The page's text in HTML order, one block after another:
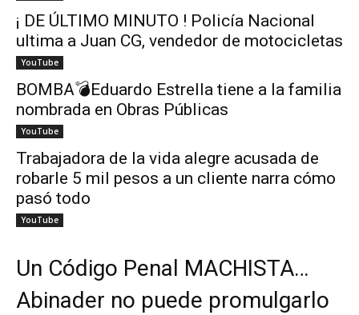
¡ DE ÚLTIMO MINUTO ! Policía Nacional
ultima a Juan CG, vendedor de motocicletas
YouTube
BOMBA💣Eduardo Estrella tiene a la familia
nombrada en Obras Públicas
YouTube
Trabajadora de la vida alegre acusada de
robarle 5 mil pesos a un cliente narra cómo
pasó todo
YouTube
Un Código Penal MACHISTA…
Abinader no puede promulgarlo